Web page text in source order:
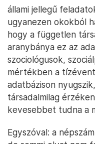
állami jellegű
ugyanezen okokból
hogy a független
aranybánya ez az
szociológusok,
mértékben a
adatbázison
társadalmilag
kevesebbet tudna a
Egyszóval: a